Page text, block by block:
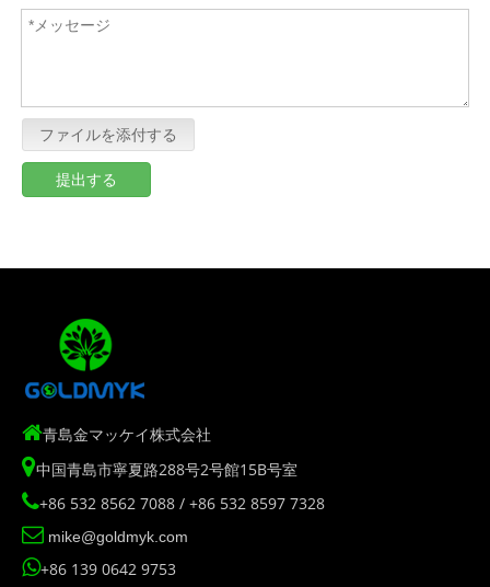
ファイルを添付する
提出する
青島金マッケイ株式会社
中国青島市寧夏路288号2号館15B号室
+86 532 8562 7088 / +86 532 8597 7328
 mike@goldmyk.com
+86 139 0642 9753